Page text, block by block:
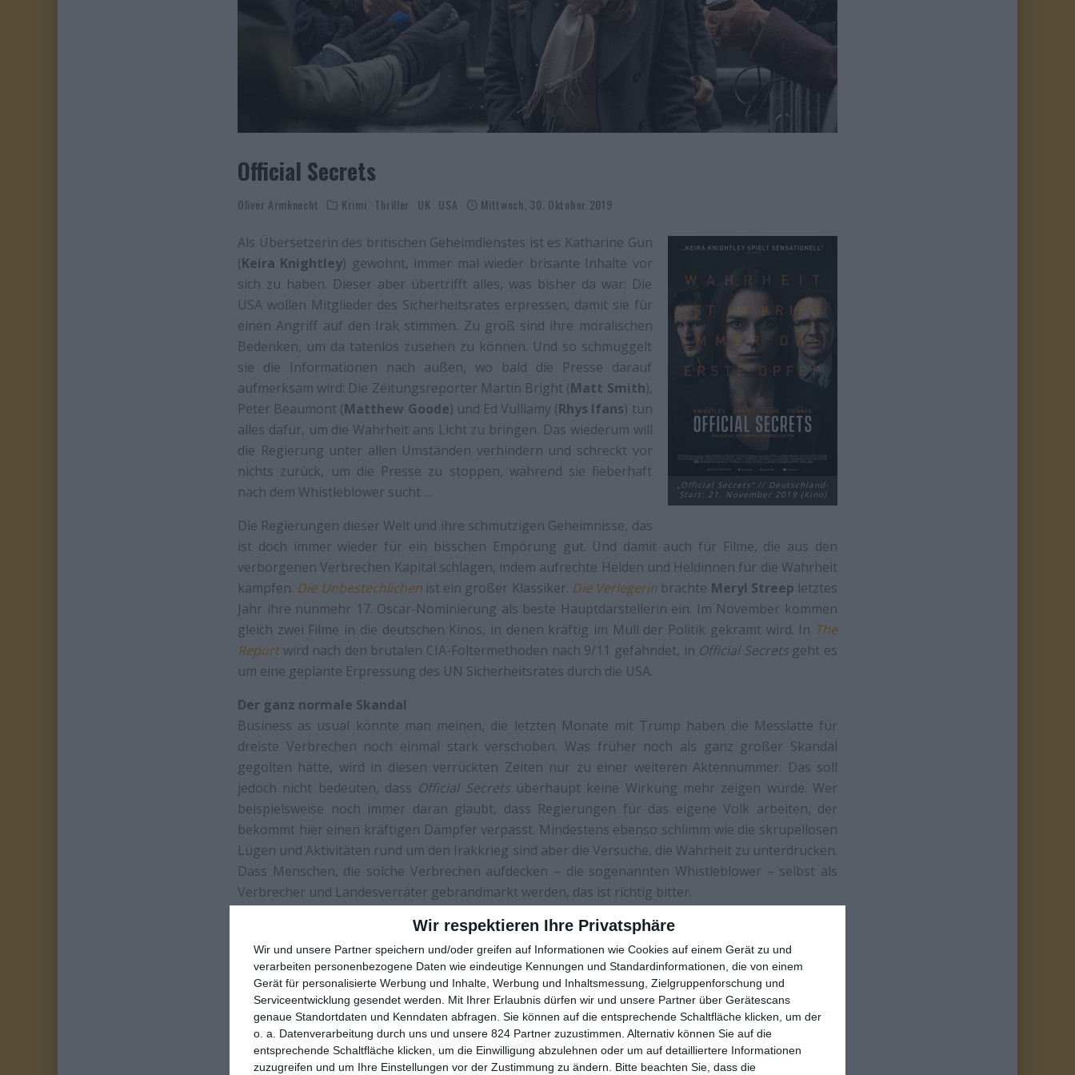
Wir respektieren Ihre Privatsphäre
Wir und unsere Partner speichern und/oder greifen auf Informationen wie Cookies auf einem Gerät zu und
verarbeiten personenbezogene Daten wie eindeutige Kennungen und Standardinformationen, die von einem
Gerät für personalisierte Werbung und Inhalte, Werbung und Inhaltsmessung, Zielgruppenforschung und
Serviceentwicklung gesendet werden.
Mit Ihrer Erlaubnis dürfen wir und unsere Partner über Gerätescans
genaue Standortdaten und Kenndaten abfragen. Sie können auf die entsprechende Schaltfläche klicken, um der
o. a. Datenverarbeitung durch uns und unsere 824 Partner zuzustimmen. Alternativ können Sie auf die
entsprechende Schaltfläche klicken, um die Einwilligung abzulehnen oder um auf detailliertere Informationen
zuzugreifen und um Ihre Einstellungen vor der Zustimmung zu ändern.
Bitte beachten Sie, dass die
Official Secrets
Oliver Armknecht Krimi Thriller UK USA Mittwoch, 30. Oktober 2019
„Official Secrets“ // Deutschland-
Start: 21. November 2019 (Kino)
Als Übersetzerin des britischen Geheimdienstes ist es Katharine Gun
(Keira Knightley) gewohnt, immer mal wieder brisante Inhalte vor
sich zu haben. Dieser aber übertrifft alles, was bisher da war: Die
USA wollen Mitglieder des Sicherheitsrates erpressen, damit sie für
einen Angriff auf den Irak stimmen. Zu groß sind ihre moralischen
Bedenken, um da tatenlos zusehen zu können. Und so schmuggelt
sie die Informationen nach außen, wo bald die Presse darauf
aufmerksam wird: Die Zeitungsreporter Martin Bright (Matt Smith),
Peter Beaumont (Matthew Goode) und Ed Vulliamy (Rhys Ifans) tun
alles dafür, um die Wahrheit ans Licht zu bringen. Das wiederum will
die Regierung unter allen Umständen verhindern und schreckt vor
nichts zurück, um die Presse zu stoppen, während sie fieberhaft
nach dem Whistleblower sucht …
Die Regierungen dieser Welt und ihre schmutzigen Geheimnisse, das
ist doch immer wieder für ein bisschen Empörung gut. Und damit auch für Filme, die aus den
verborgenen Verbrechen Kapital schlagen, indem aufrechte Helden und Heldinnen für die Wahrheit
kämpfen. Die Unbestechlichenist ein großer Klassiker. Die Verlegerin brachte Meryl Streep letztes
Jahr ihre nunmehr 17. Oscar-Nominierung als beste Hauptdarstellerin ein. Im November kommen
gleich zwei Filme in die deutschen Kinos, in denen kräftig im Müll der Politik gekramt wird. In The
Reportwird nach den brutalen CIA-Foltermethoden nach 9/11 gefahndet, in Official Secrets geht es
um eine geplante Erpressung des UN Sicherheitsrates durch die USA.
Der ganz normale Skandal
Business as usual könnte man meinen, die letzten Monate mit Trump haben die Messlatte für
dreiste Verbrechen noch einmal stark verschoben. Was früher noch als ganz großer Skandal
gegolten hätte, wird in diesen verrückten Zeiten nur zu einer weiteren Aktennummer. Das soll
jedoch nicht bedeuten, dass Official Secrets überhaupt keine Wirkung mehr zeigen würde. Wer
beispielsweise noch immer daran glaubt, dass Regierungen für das eigene Volk arbeiten, der
bekommt hier einen kräftigen Dämpfer verpasst. Mindestens ebenso schlimm wie die skrupellosen
Lügen und Aktivitäten rund um den Irakkrieg sind aber die Versuche, die Wahrheit zu unterdrücken.
Dass Menschen, die solche Verbrechen aufdecken – die sogenannten Whistleblower – selbst als
Verbrecher und Landesverräter gebrandmarkt werden, das ist richtig bitter.